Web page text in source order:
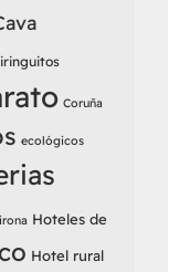
Coruña
ecológicos
Hoteles de
Hotel rural